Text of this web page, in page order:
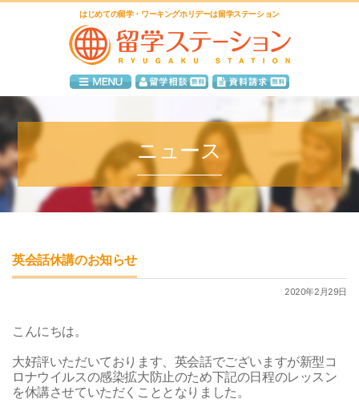
はじめての留学・ワーキングホリデーは留学ステーション
ニュース
英会話休講のお知らせ
2020年2月29日
こんにちは。
大好評いただいております、英会話でございますが新型コ
ロナウイルスの感染拡大防止のため下記の日程のレッスン
を休講させていただくこととなりました。